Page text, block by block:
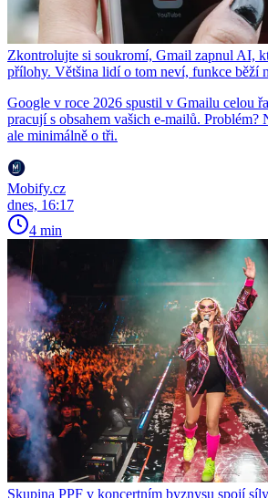
Zkontrolujte si soukromí, Gmail zapnul AI,
přílohy. Většina lidí o tom neví, funkce běží
Google v roce 2026 spustil v Gmailu celou
pracují s obsahem vašich e-mailů. Problém?
ale minimálně o tři.
Mobify.cz
dnes, 16:17
4 min
Skupina PPF v koncertním byznysu spojí